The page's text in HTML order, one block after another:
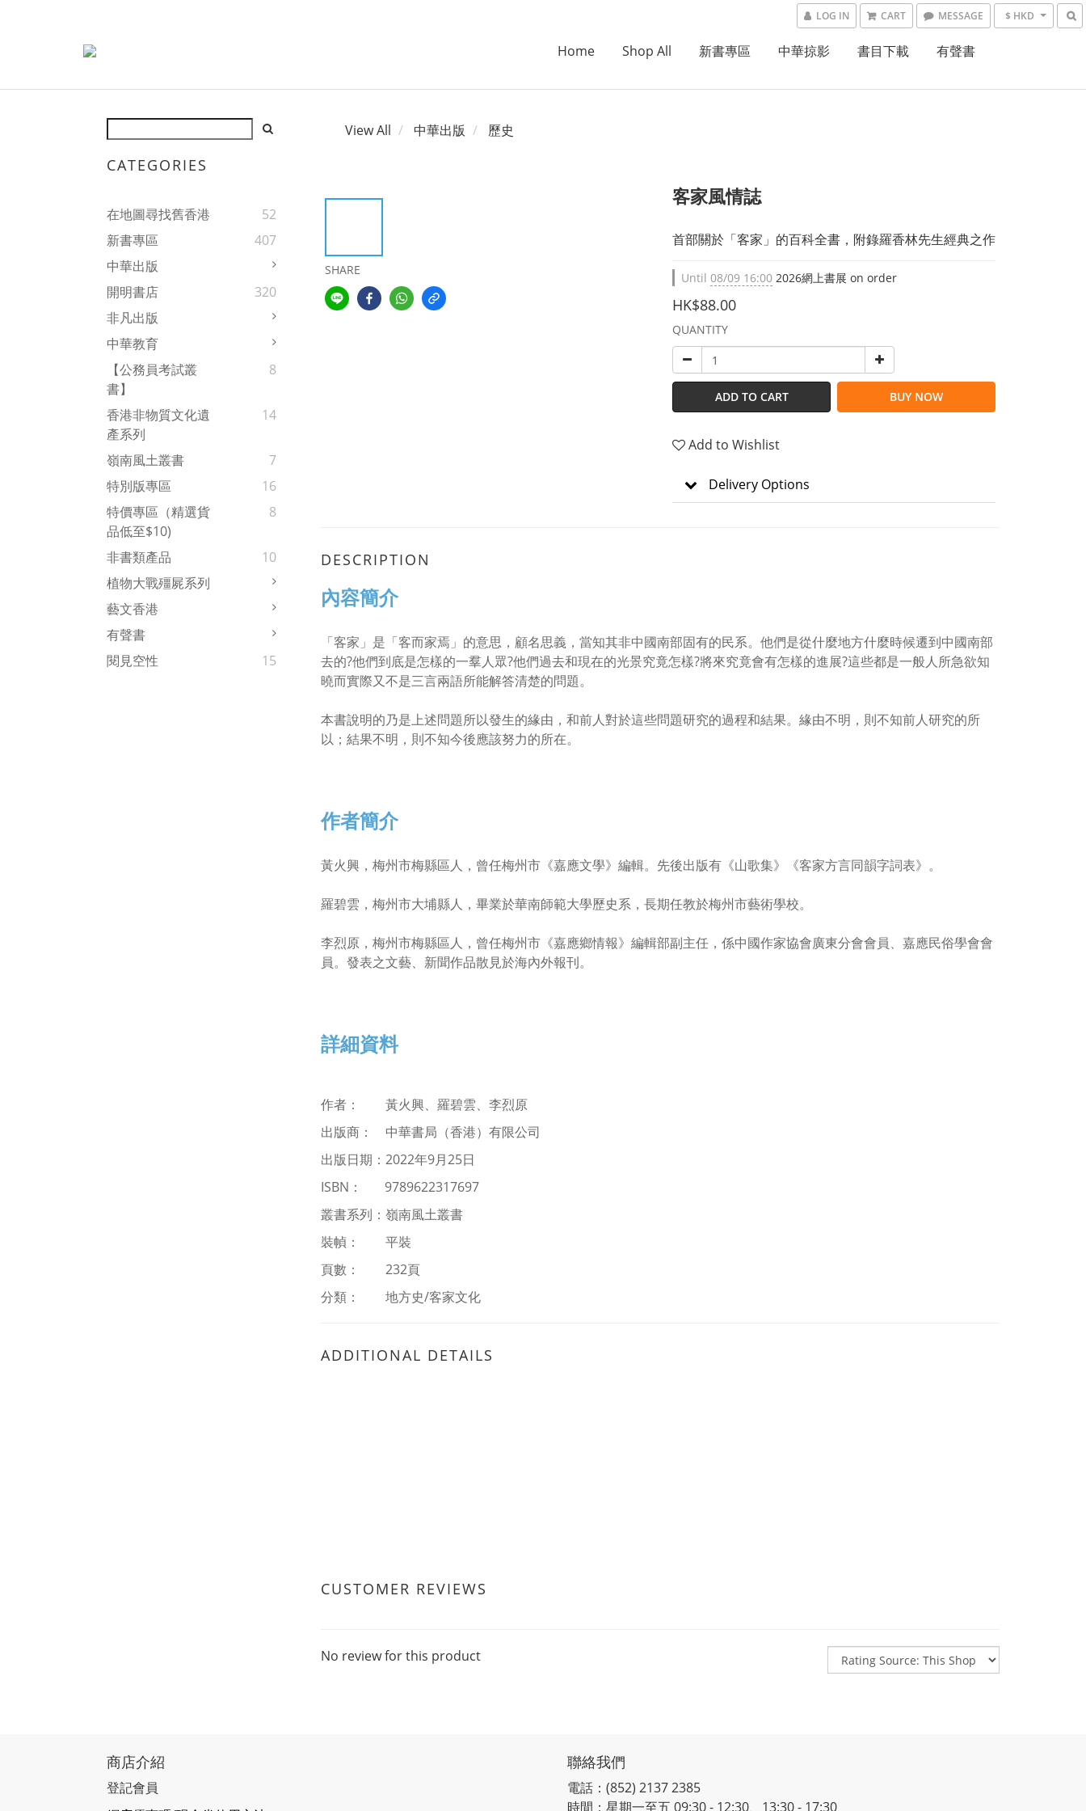
LOG IN CART MESSAGE $ HKD
Home Shop All 新書專區 中華掠影 書目下載 有聲書
CATEGORIES
在地圖尋找舊香港
52
新書專區
407
中華出版
開明書店
320
非凡出版
中華教育
【公務員考試叢
書】
8
香港非物質文化遺
產系列
14
嶺南風土叢書
7
特別版專區
16
特價專區（精選貨
品低至$10)
8
非書類產品
10
植物大戰殭屍系列
藝文香港
有聲書
閱見空性
15
View All 中華出版 歷史
SHARE
客家風情誌
首部關於「客家」的百科全書，附錄羅香林先生經典之作
Until 08/09 16:00 2026網上書展 on order
HK$88.00
QUANTITY
ADD TO CART BUY NOW
Add to Wishlist
Delivery Options
DESCRIPTION
內容簡介
「客家」是「客而家焉」的意思，顧名思義，當知其非中國南部固有的民系。他們是從什麼地方什麼時候遷到中國南部
去的?他們到底是怎樣的一羣人眾?他們過去和現在的光景究竟怎樣?將來究竟會有怎樣的進展?這些都是一般人所急欲知
曉而實際又不是三言兩語所能解答清楚的問題。
本書說明的乃是上述問題所以發生的緣由，和前人對於這些問題研究的過程和結果。緣由不明，則不知前人研究的所
以；結果不明，則不知今後應該努力的所在。
作者簡介
黃火興，梅州市梅縣區人，曾任梅州市《嘉應文學》編輯。先後出版有《山歌集》《客家方言同韻字詞表》。
羅碧雲，梅州市大埔縣人，畢業於華南師範大學歷史系，長期任教於梅州市藝術學校。
李烈原，梅州市梅縣區人，曾任梅州市《嘉應鄉情報》編輯部副主任，係中國作家協會廣東分會會員、嘉應民俗學會會
員。發表之文藝、新聞作品散見於海內外報刊。
詳細資料
作者 ： 黃火興、羅碧雲、李烈原
出版商： 中華書局（香港）有限公司
出版日期：2022年9月25日
ISBN ：
9789622317697
叢書系列：嶺南風土叢書
裝幀： 平裝
頁數： 232頁
分類：
地方史/客家文化
ADDITIONAL DETAILS
CUSTOMER REVIEWS
No review for this product
商店介紹
登記會員
聯絡我們
電話：(852) 2137 2385
時間：星期一至五 09:30 - 12:30、13:30 - 17:30